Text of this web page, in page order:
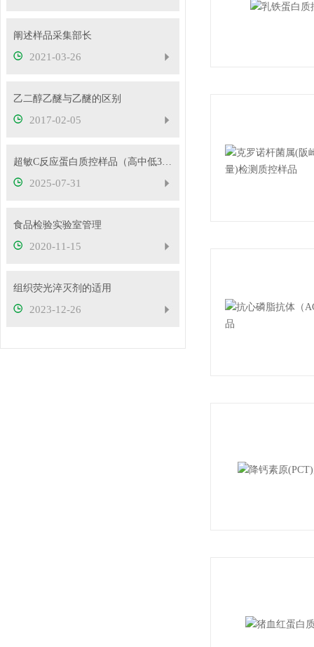
阐述样品采集部长
2021-03-26
乙二醇乙醚与乙醚的区别
2017-02-05
超敏C反应蛋白质控样品（高中低3个浓度）
2025-07-31
食品检验实验室管理
2020-11-15
组织荧光淬灭剂的适用
2023-12-26